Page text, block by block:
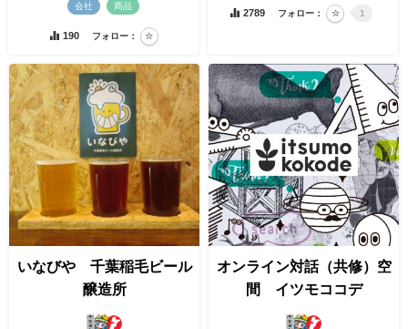
会社 商品
190 フォロー：
2789 フォロー： 1
いなびや 千葉稲毛ビール
醸造所
オンライン対話（共修）空
間 イツモココデ